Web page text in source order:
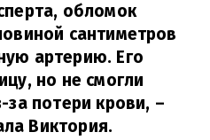
обломок
сантиметров
артерию. Его
но не смогли
за потери крови, –
Виктория.